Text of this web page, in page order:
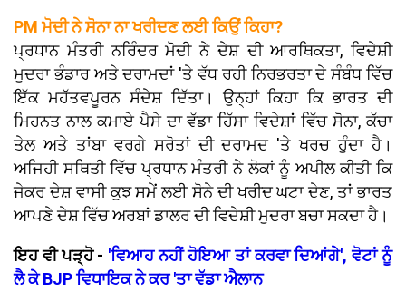
PM ਮੋਦੀ ਨੇ ਸੋਨਾ ਨਾ ਖਰੀਦਣ ਲਈ ਕਿਉਂ ਕਿਹਾ?
ਪ੍ਰਧਾਨ ਮੰਤਰੀ ਨਰਿੰਦਰ ਮੋਦੀ ਨੇ ਦੇਸ਼ ਦੀ ਆਰਥਿਕਤਾ, ਵਿਦੇਸ਼ੀ
ਮੁਦਰਾ ਭੰਡਾਰ ਅਤੇ ਦਰਾਮਦਾਂ 'ਤੇ ਵੱਧ ਰਹੀ ਨਿਰਭਰਤਾ ਦੇ ਸੰਬੰਧ ਵਿੱਚ
ਇੱਕ ਮਹੱਤਵਪੂਰਨ ਸੰਦੇਸ਼ ਦਿੱਤਾ। ਉਨ੍ਹਾਂ ਕਿਹਾ ਕਿ ਭਾਰਤ ਦੀ
ਮਿਹਨਤ ਨਾਲ ਕਮਾਏ ਪੈਸੇ ਦਾ ਵੱਡਾ ਹਿੱਸਾ ਵਿਦੇਸ਼ਾਂ ਵਿੱਚ ਸੋਨਾ, ਕੱਚਾ
ਤੇਲ ਅਤੇ ਤਾਂਬਾ ਵਰਗੇ ਸਰੋਤਾਂ ਦੀ ਦਰਾਮਦ 'ਤੇ ਖਰਚ ਹੁੰਦਾ ਹੈ।
ਅਜਿਹੀ ਸਥਿਤੀ ਵਿੱਚ ਪ੍ਰਧਾਨ ਮੰਤਰੀ ਨੇ ਲੋਕਾਂ ਨੂੰ ਅਪੀਲ ਕੀਤੀ ਕਿ
ਜੇਕਰ ਦੇਸ਼ ਵਾਸੀ ਕੁਝ ਸਮੇਂ ਲਈ ਸੋਨੇ ਦੀ ਖਰੀਦ ਘਟਾ ਦੇਣ, ਤਾਂ ਭਾਰਤ
ਆਪਣੇ ਦੇਸ਼ ਵਿੱਚ ਅਰਬਾਂ ਡਾਲਰ ਦੀ ਵਿਦੇਸ਼ੀ ਮੁਦਰਾ ਬਚਾ ਸਕਦਾ ਹੈ।
ਇਹ ਵੀ ਪੜ੍ਹੋ - 'ਵਿਆਹ ਨਹੀਂ ਹੋਇਆ ਤਾਂ ਕਰਵਾ ਦਿਆਂਗੇ', ਵੋਟਾਂ ਨੂੰ
ਲੈ ਕੇ BJP ਵਿਧਾਇਕ ਨੇ ਕਰ 'ਤਾ ਵੱਡਾ ਐਲਾਨ